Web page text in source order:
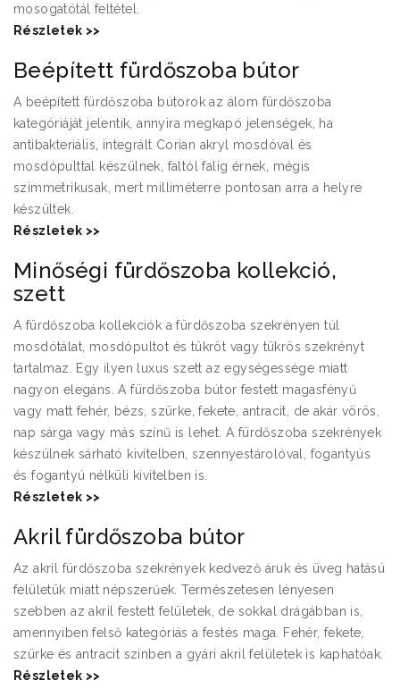
mosogatótál feltétel.
Részletek >>
Beépített fürdőszoba bútor
A beépített fürdőszoba bútorok az álom fürdőszoba
kategóriáját jelentik, annyira megkapó jelenségek, ha
antibakteriális, integrált Corian akryl mosdóval és
mosdópulttal készülnek, faltól falig érnek, mégis
szimmetrikusak, mert milliméterre pontosan arra a helyre
készültek.
Részletek >>
Minőségi fürdőszoba kollekció,
szett
A fürdőszoba kollekciók a fürdőszoba szekrényen túl
mosdótálat, mosdópultot és tükröt vagy tükrös szekrényt
tartalmaz. Egy ilyen luxus szett az egységessége miatt
nagyon elegáns. A fürdőszoba bútor festett magasfényű
vagy matt fehér, bézs, szürke, fekete, antracit, de akár vörös,
nap sárga vagy más színű is lehet. A fürdőszoba szekrények
készülnek sárható kivitelben, szennyestárolóval, fogantyús
és fogantyú nélküli kivitelben is.
Részletek >>
Akril fürdőszoba bútor
Az akril fürdőszoba szekrények kedvező áruk és üveg hatású
felületük miatt népszerűek. Természetesen lényesen
szebben az akril festett felületek, de sokkal drágábban is,
amennyiben felső kategóriás a festés maga. Fehér, fekete,
szürke és antracit színben a gyári akril felületek is kaphatóak.
Részletek >>